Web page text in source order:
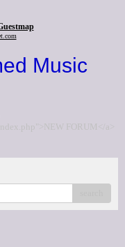
Music
FORUM</a>